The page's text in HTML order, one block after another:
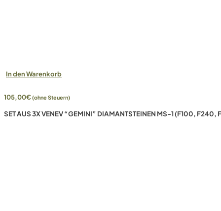
In den Warenkorb
105,00€(ohne Steuern)
SET AUS 3X VENEV “GEMINI” DIAMANTSTEINEN MS-1 (F100,